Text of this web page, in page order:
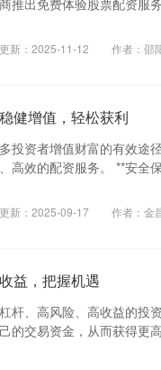
推出免费体验股票配资服
更新：2025-11-12 作者：邵
健增值，轻松获利
投资者增值财富的有效途
高效的配资服务。 **安全
更新：2025-09-17 作者：金
益，把握机遇
杆、高风险、高收益的投
的交易资金，从而获得更